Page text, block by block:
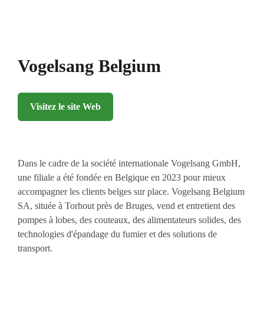
Vogelsang Belgium
Visitez le site Web
Dans le cadre de la société internationale Vogelsang GmbH,
une filiale a été fondée en Belgique en 2023 pour mieux
accompagner les clients belges sur place. Vogelsang Belgium
SA, située à Torhout près de Bruges, vend et entretient des
pompes à lobes, des couteaux, des alimentateurs solides, des
technologies d'épandage du fumier et des solutions de
transport.